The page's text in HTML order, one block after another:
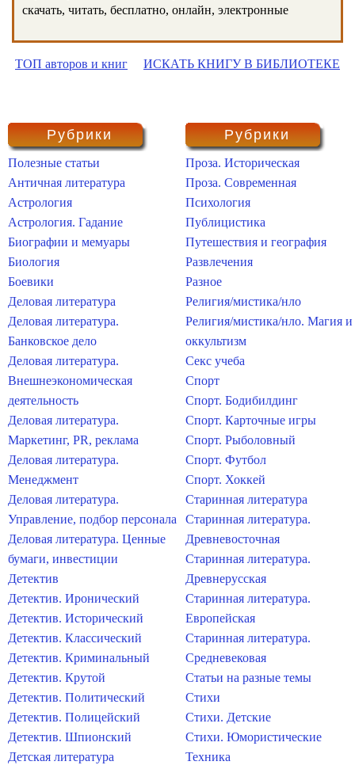
скачать, читать, бесплатно, онлайн, электронные
ТОП авторов и книг ИСКАТЬ КНИГУ В БИБЛИОТЕКЕ
Рубрики
Полезные статьи
Античная литература
Астрология
Астрология. Гадание
Биографии и мемуары
Биология
Боевики
Деловая литература
Деловая литература.
Банковское дело
Деловая литература.
Внешнеэкономическая
деятельность
Деловая литература.
Маркетинг, PR, реклама
Деловая литература.
Менеджмент
Деловая литература.
Управление, подбор персонала
Деловая литература. Ценные
бумаги, инвестиции
Детектив
Детектив. Иронический
Детектив. Исторический
Детектив. Классический
Детектив. Криминальный
Детектив. Крутой
Детектив. Политический
Детектив. Полицейский
Детектив. Шпионский
Детская литература
Рубрики
Проза. Историческая
Проза. Современная
Психология
Публицистика
Путешествия и география
Развлечения
Разное
Религия/мистика/нло
Религия/мистика/нло. Магия и
оккультизм
Секс учеба
Спорт
Спорт. Бодибилдинг
Спорт. Карточные игры
Спорт. Рыболовный
Спорт. Футбол
Спорт. Хоккей
Старинная литература
Старинная литература.
Древневосточная
Старинная литература.
Древнерусская
Старинная литература.
Европейская
Старинная литература.
Средневековая
Статьи на разные темы
Стихи
Стихи. Детские
Стихи. Юмористические
Техника